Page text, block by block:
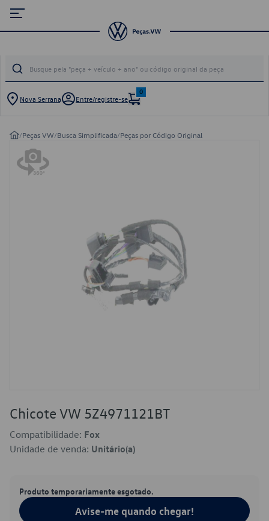
Nova Serrana Entre/registre-se
0
/Peças VW/Busca Simplificada/Peças por Código Original
Chicote VW 5Z4971121BT
Compatibilidade: Fox
Unidade de venda: Unitário(a)
Produto temporariamente esgotado.
Avise-me quando chegar!